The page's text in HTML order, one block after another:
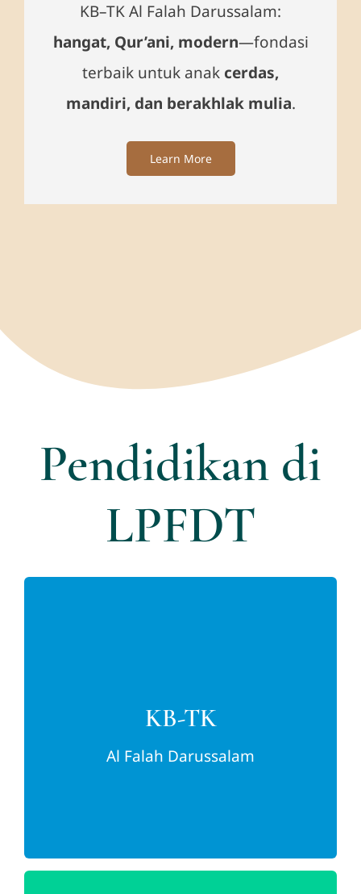
KB–TK Al Falah Darussalam:
hangat, Qur’ani, modern—fondasi
terbaik untuk anak cerdas,
mandiri, dan berakhlak mulia.
Learn More
Pendidikan di
LPFDT
KB-TK
Al Falah Darussalam
KB-TK
Qur’ani, ceria, aman, kreatif, mandiri,